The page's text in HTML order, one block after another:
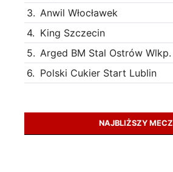
3. Anwil Włocławek
4. King Szczecin
5. Arged BM Stal Ostrów Wlkp.
6. Polski Cukier Start Lublin
NAJBLIŻSZY MECZ